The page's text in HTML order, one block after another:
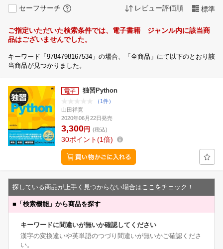
セーフサーチ レビュー評価順 標準
ご指定いただいた検索条件では、電子書籍 ジャンル内に該当商
品はございませんでした。
キーワード「9784798167534」の場合、「全商品」にて以下のとおり該
当商品が見つかりました。
独習Python
（1件）
山田祥寛
2020年06月22日発売
3,300円 (税込)
30ポイント 1倍
探している商品が上手く見つからない場合はここをチェック！
■ 「検索機能」から商品を探す
キーワードに間違いが無いか確認してください
漢字の変換違いや英単語のつづり間違いが無いかご確認くださ
い。